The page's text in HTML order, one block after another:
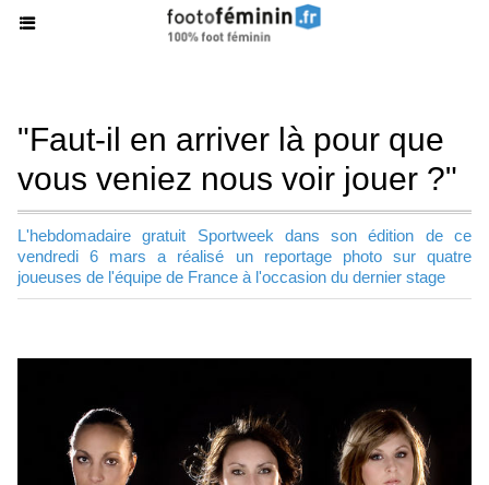
"Faut-il en arriver là pour que
vous veniez nous voir jouer ?"
L'hebdomadaire gratuit Sportweek dans son édition de ce
vendredi 6 mars a réalisé un reportage photo sur quatre
joueuses de l'équipe de France à l'occasion du dernier stage